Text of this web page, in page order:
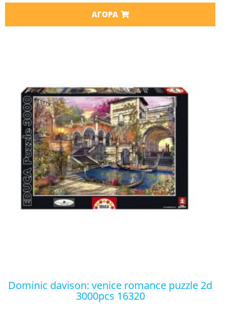
ΑΓΟΡΆ
dominic davison: venice romance puzzle 2d
3000pcs 16320